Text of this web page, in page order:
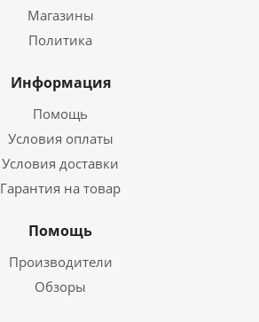
Магазины
Политика
Информация
Помощь
Условия оплаты
Условия доставки
Гарантия на товар
Помощь
Производители
Обзоры